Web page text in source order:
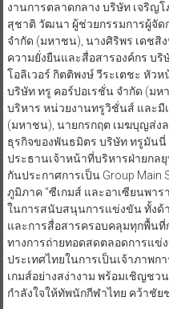
งานการตลาดกลาง บริษัท เจริ
สุชาติ วัฒนา ผู้ช่วยกรรมการผู้จัด
จำกัด (มหาชน), นางศิริพร เดชสิ
ความยั่งยืนและสื่อสารองค์กร บ
โอลิเวอร์ กิตติพงษ์ วีระเตชะ หั
บริษัท ทรู คอร์ปอเรชั่น จำกัด (ม
บริหาร หน่วยงานทรูวิชั่นส์ และมี
(มหาชน), นายกรกฤต เมฆบุญส่ง
ธุรกิจของพันธมิตร บริษัท ทรูมัน
ประธานเจ้าหน้าที่บริหารฝ่ายกล
กันประกาศการเป็น Group
ภูมิภาค “ซีเกมส์ และอาเซียนพา
ในการสนับสนุนการแข่งขัน ทั้งด้
และการสื่อสารครอบคลุมทุกพื้นที่
ทางการถ่ายทอดสดตลอดการแข่
ประเทศไทยในการเป็นเจ้าภาพ
เกมส์อย่างสง่างาม พร้อมเชิญชว
กำลังใจให้ทัพนักกีฬาไทย คว้าชั